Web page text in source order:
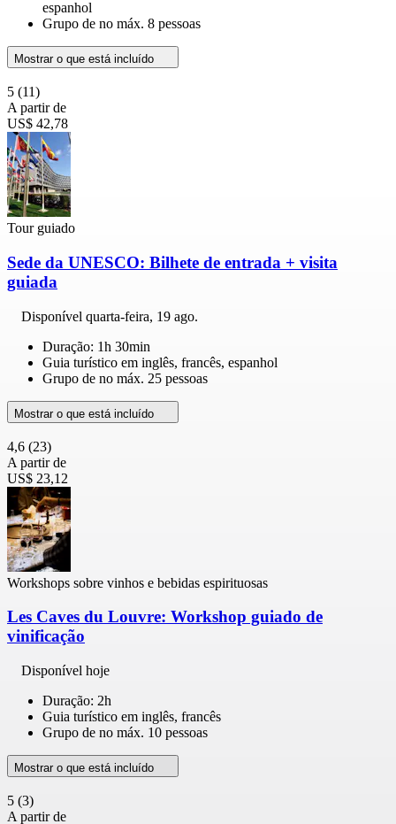
espanhol
Grupo de no máx. 8 pessoas
Mostrar o que está incluído
5 (11)
A partir de
US$ 42,78
Tour guiado
Sede da UNESCO: Bilhete de entrada + visita
guiada
Disponível quarta-feira, 19 ago.
Duração: 1h 30min
Guia turístico em inglês, francês, espanhol
Grupo de no máx. 25 pessoas
Mostrar o que está incluído
4,6 (23)
A partir de
US$ 23,12
Workshops sobre vinhos e bebidas espirituosas
Les Caves du Louvre: Workshop guiado de
vinificação
Disponível hoje
Duração: 2h
Guia turístico em inglês, francês
Grupo de no máx. 10 pessoas
Mostrar o que está incluído
5 (3)
A partir de